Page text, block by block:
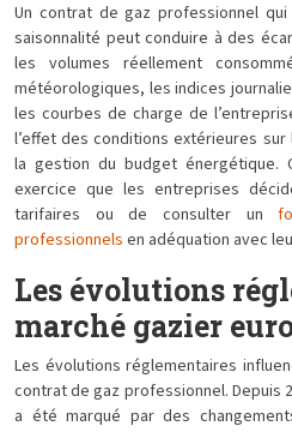
Un contrat de gaz professionnel
saisonnalité peut conduire à des
les volumes réellement
météorologiques, les indices
les courbes de charge de
l’effet des conditions extérieures
la gestion du budget énergétique.
exercice que les entreprises
tarifaires ou de consulter un
professionnels en adéquation avec
Les évolutions
marché gazier
Les évolutions réglementaires
contrat de gaz professionnel. Depuis
a été marqué par des